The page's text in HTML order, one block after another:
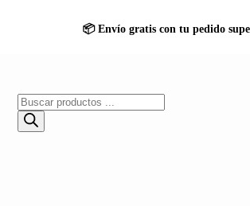
📦 Envío gratis con tu pedido